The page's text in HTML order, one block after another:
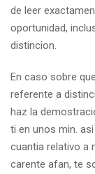
de leer
oportunidad,
distincion.
En caso sobre
referente a
haz la
ti en unos min.
cuantia relativo a
carente afan, te